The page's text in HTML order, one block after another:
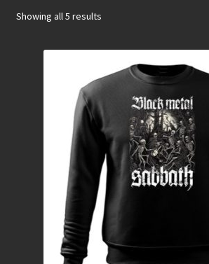
Dámske
Showing all 5 results